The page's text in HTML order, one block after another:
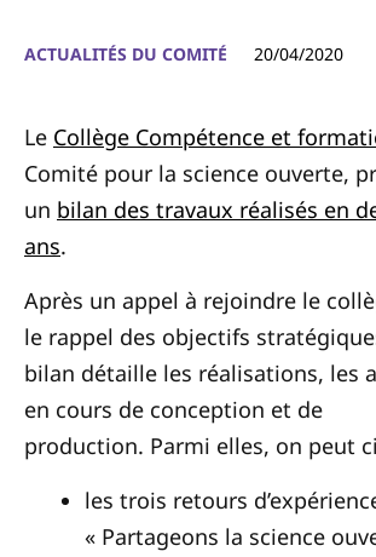
ACTUALITÉS DU COMITÉ 20/04/2020
Le Collège Compétence et
Comité pour la science ouverte,
un bilan des travaux réalisés en
ans.
Après un appel à rejoindre le
le rappel des objectifs
bilan détaille les réalisations, les
en cours de conception et de
production. Parmi elles, on peut
les trois retours
« Partageons la science